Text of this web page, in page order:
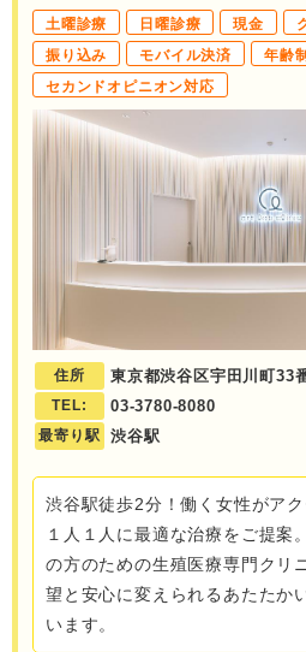
土曜診療 日曜診療 現金
振り込み
モバイル決済
年齢
セカンドオピニオン対応
住所 東京都渋谷区宇田川町33
TEL: 03-3780-8080
最寄り駅 渋谷駅
渋谷駅徒歩2分！働く女性がアク
１人１人に最適な治療をご提案
の方のための生殖医療専門クリ
望と安心に変えられるあたたか
います。